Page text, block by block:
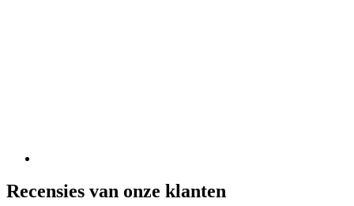
Recensies van onze klanten